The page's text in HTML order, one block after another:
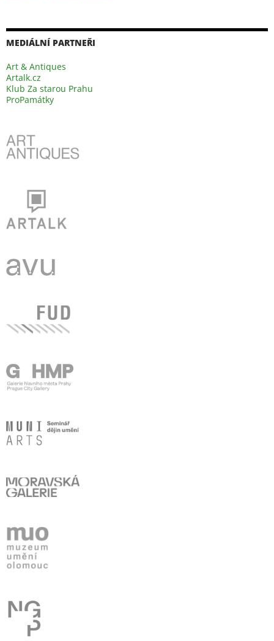
MEDIÁLNÍ PARTNEŘI
Art & Antiques
Artalk.cz
Klub Za starou Prahu
ProPamátky